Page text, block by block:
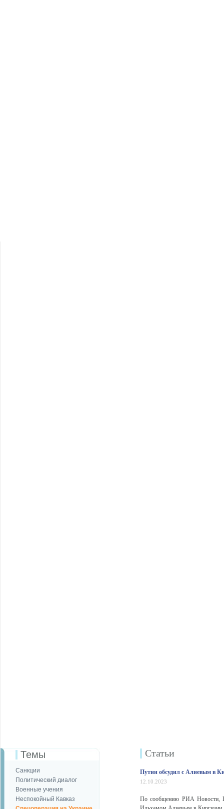
Темы
Санкции
Политический диалог
Военные учения
Неспокойный Кавказ
Статьи
Путин обсудил с Алиевым в
12.10.2023
По сообщению РИА Новости,